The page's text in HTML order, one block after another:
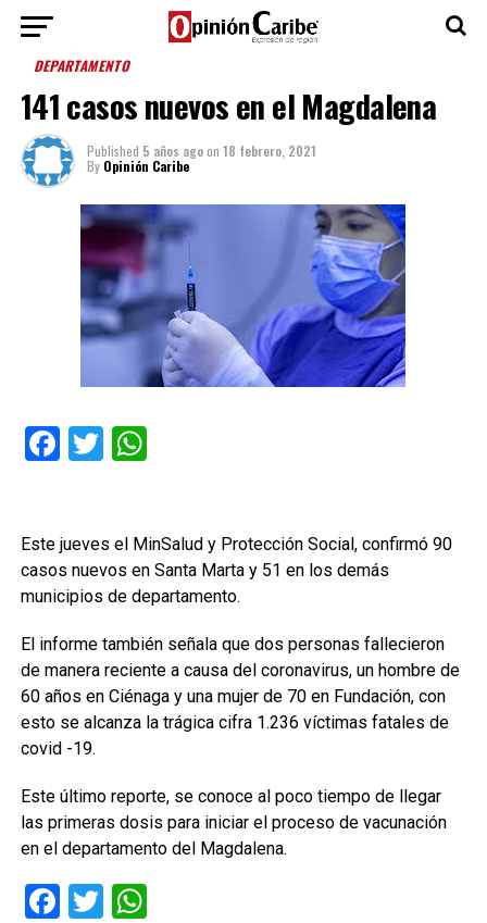
DEPARTAMENTO
141 casos nuevos en el Magdalena
Published 5 años agoon 18 febrero, 2021
By Opinión Caribe
Facebook
TwitterWhatsApp
Este jueves el MinSalud y Protección Social, confirmó 90
casos nuevos en Santa Marta y 51 en los demás
municipios de departamento.
El informe también señala que dos personas fallecieron
de manera reciente a causa del coronavirus, un hombre de
60 años en Ciénaga y una mujer de 70 en Fundación, con
esto se alcanza la trágica cifra 1.236 víctimas fatales de
covid -19.
Este último reporte, se conoce al poco tiempo de llegar
las primeras dosis para iniciar el proceso de vacunación
en el departamento del Magdalena.
Facebook
TwitterWhatsApp